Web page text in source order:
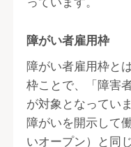
障がい者雇用枠
障がい者雇用枠と
枠ことで、「障害
が対象となっていま
障がいを開示して
いオープン）と同